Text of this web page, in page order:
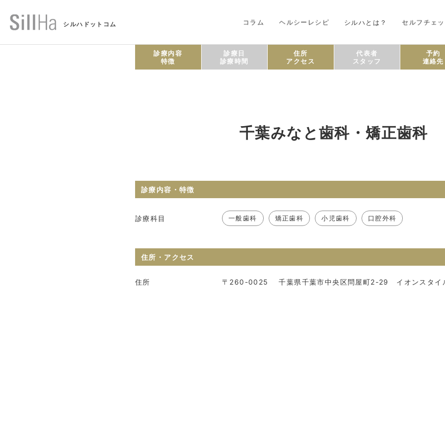
シルハドットコム コラム ヘルシーレシピ シルハとは？ セルフチェッ
診療内容
特徴
診療日
診療時間
住所
アクセス
代表者
スタッフ
予約
連絡先
千葉みなと歯科・矯正歯科
診療内容・特徴
診療科目 一般歯科 矯正歯科 小児歯科 口腔外科
住所・アクセス
住所 〒260-0025 千葉県千葉市中央区問屋町2-29 イオンスタイ